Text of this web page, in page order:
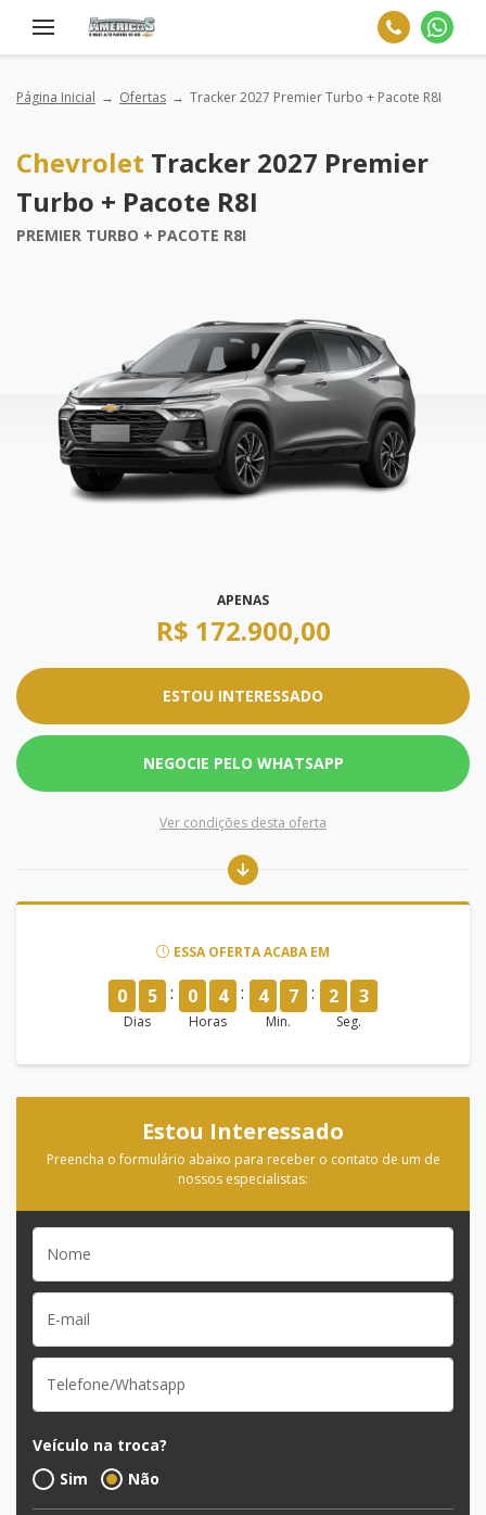
Página Inicial Ofertas Tracker 2027 Premier Turbo + Pacote R8I
Chevrolet Tracker 2027 Premier
Turbo + Pacote R8I
PREMIER TURBO + PACOTE R8I
APENAS
R$ 172.900,00
ESTOU INTERESSADO
NEGOCIE PELO WHATSAPP
Ver condições desta oferta
ESSA OFERTA ACABA EM
0 5
Dias
0 4
Horas
4 7
Min.
2 3
Seg.
Estou Interessado
Preencha o formulário abaixo para receber o contato de um de
nossos especialistas:
Veículo na troca?
Sim
Não